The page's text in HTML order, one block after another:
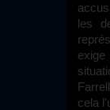
les
exige
cela